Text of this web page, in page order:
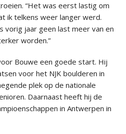
“Het was eerst lastig om
ik telkens weer langer werd.
vorig jaar geen last meer van en
worden.”
Bouwe een goede start. Hij
voor het NJK boulderen in
plek op de nationale
Daarnaast heeft hij de
in Antwerpen in